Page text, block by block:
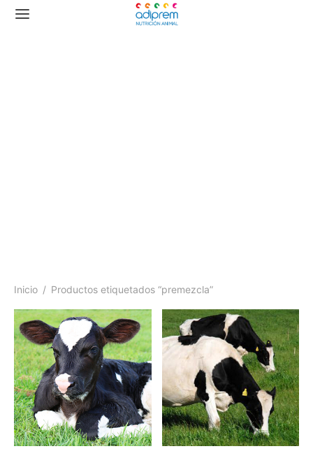
Inicio / Productos etiquetados “premezcla”